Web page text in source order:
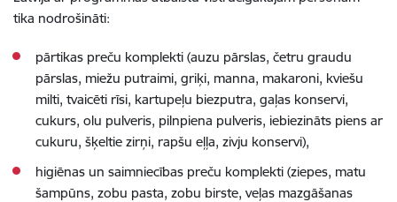
tika nodrošināti:
pārtikas preču komplekti (auzu pārslas, četru graudu
pārslas, miežu putraimi, griķi, manna, makaroni, kviešu
milti, tvaicēti rīsi, kartupeļu biezputra, gaļas konservi,
cukurs, olu pulveris, pilnpiena pulveris, iebiezināts piens ar
cukuru, šķeltie zirņi, rapšu eļļa, zivju konservi),
higiēnas un saimniecības preču komplekti (ziepes, matu
šampūns, zobu pasta, zobu birste, veļas mazgāšanas